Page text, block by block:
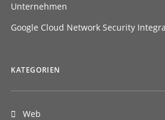
Unternehmen
Google Cloud Network Security
KATEGORIEN
Web